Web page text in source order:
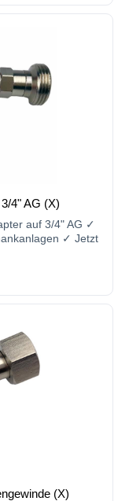
4" AG (X)
auf 3/4" AG ✓
✓ Jetzt
(X)